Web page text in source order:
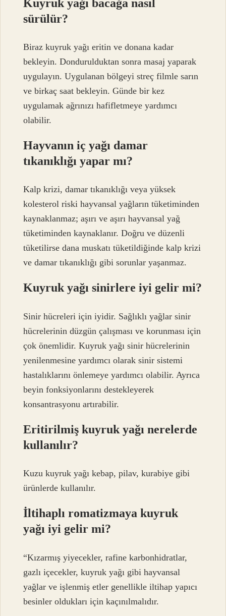
Kuyruk yağı bacağa nasıl
sürülür?
Biraz kuyruk yağı eritin ve donana kadar
bekleyin. Dondurulduktan sonra masaj yaparak
uygulayın. Uygulanan bölgeyi streç filmle sarın
ve birkaç saat bekleyin. Günde bir kez
uygulamak ağrınızı hafifletmeye yardımcı
olabilir.
Hayvanın iç yağı damar
tıkanıklığı yapar mı?
Kalp krizi, damar tıkanıklığı veya yüksek
kolesterol riski hayvansal yağların tüketiminden
kaynaklanmaz; aşırı ve aşırı hayvansal yağ
tüketiminden kaynaklanır. Doğru ve düzenli
tüketilirse dana muskatı tüketildiğinde kalp krizi
ve damar tıkanıklığı gibi sorunlar yaşanmaz.
Kuyruk yağı sinirlere iyi gelir mi?
Sinir hücreleri için iyidir. Sağlıklı yağlar sinir
hücrelerinin düzgün çalışması ve korunması için
çok önemlidir. Kuyruk yağı sinir hücrelerinin
yenilenmesine yardımcı olarak sinir sistemi
hastalıklarını önlemeye yardımcı olabilir. Ayrıca
beyin fonksiyonlarını destekleyerek
konsantrasyonu artırabilir.
Eritirilmiş kuyruk yağı nerelerde
kullanılır?
Kuzu kuyruk yağı kebap, pilav, kurabiye gibi
ürünlerde kullanılır.
İltihaplı romatizmaya kuyruk
yağı iyi gelir mi?
“Kızarmış yiyecekler, rafine karbonhidratlar,
gazlı içecekler, kuyruk yağı gibi hayvansal
yağlar ve işlenmiş etler genellikle iltihap yapıcı
besinler oldukları için kaçınılmalıdır.